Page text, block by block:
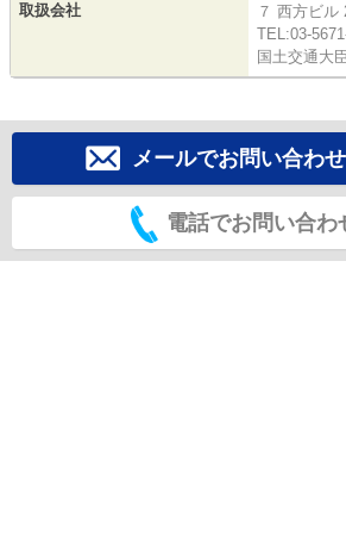
取扱会社
７ 西方ビル
TEL:03-
国土交通大
メールでお問い合わ
電話でお問い合わ